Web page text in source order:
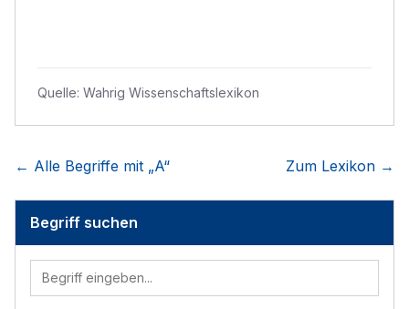
Quelle: Wahrig Wissenschaftslexikon
← Alle Begriffe mit „A“ Zum Lexikon →
Begriff suchen